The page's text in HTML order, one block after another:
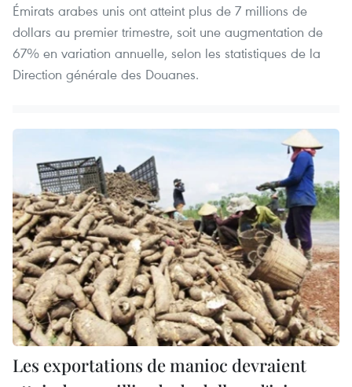
Émirats arabes unis ont atteint plus de 7 millions de
dollars au premier trimestre, soit une augmentation de
67% en variation annuelle, selon les statistiques de la
Direction générale des Douanes.
Les exportations de manioc devraient